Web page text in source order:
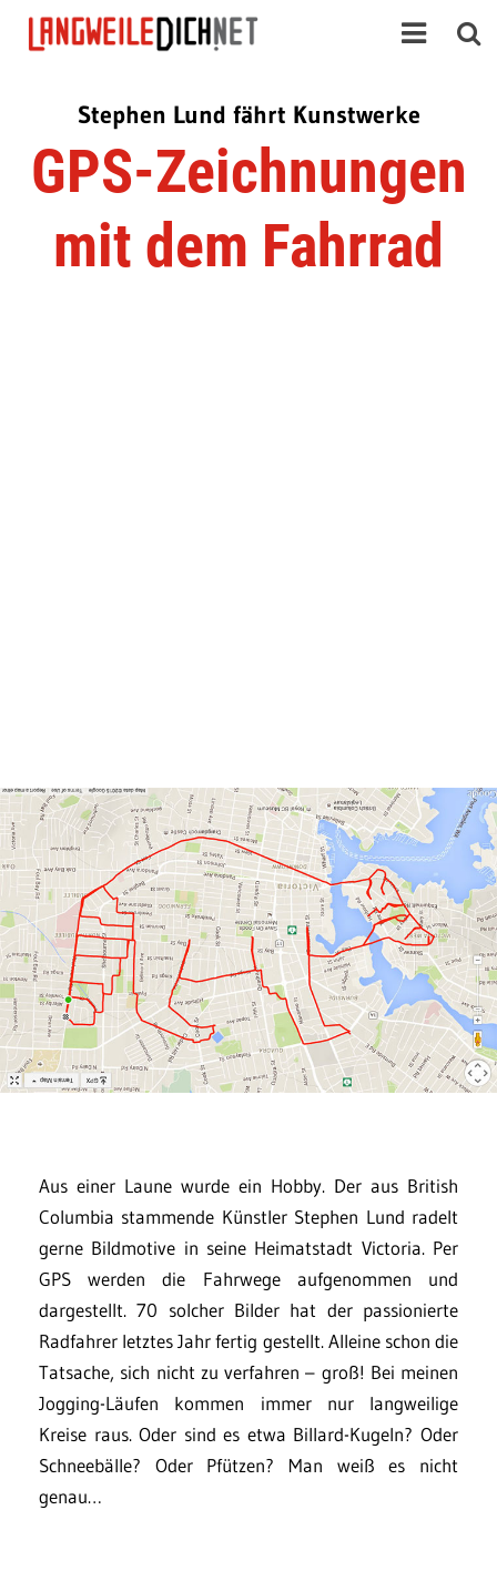
Stephen Lund fährt Kunstwerke
GPS-Zeichnungen
mit dem Fahrrad
Aus einer Laune wurde ein Hobby. Der aus British
Columbia stammende Künstler Stephen Lund radelt
gerne Bildmotive in seine Heimatstadt Victoria. Per
GPS werden die Fahrwege aufgenommen und
dargestellt. 70 solcher Bilder hat der passionierte
Radfahrer letztes Jahr fertig gestellt. Alleine schon die
Tatsache, sich nicht zu verfahren – groß! Bei meinen
Jogging-Läufen kommen immer nur langweilige
Kreise raus. Oder sind es etwa Billard-Kugeln? Oder
Schneebälle? Oder Pfützen? Man weiß es nicht
genau…